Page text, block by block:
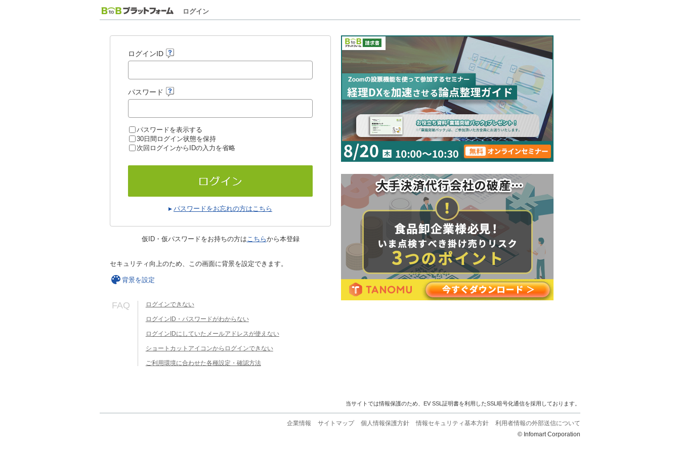
ログイン
ログインID
パスワード
パスワードを表示する
30日間ログイン状態を保持
次回ログインからIDの入力を省略
パスワードをお忘れの方はこちら
仮ID・仮パスワードをお持ちの方はこちらから本登録
セキュリティ向上のため、この画面に背景を設定できます。
背景を設定
FAQ ログインできない
ログインID・パスワードがわからない
ログインIDにしていたメールアドレスが使えない
ショートカットアイコンからログインできない
ご利用環境に合わせた各種設定・確認方法
当サイトでは情報保護のため、EV SSL証明書を利用したSSL暗号化通信を採用しております。
企業情報 サイトマップ 個人情報保護方針 情報セキュリティ基本方針
利用者情報の外部送信について
© Infomart Corporation